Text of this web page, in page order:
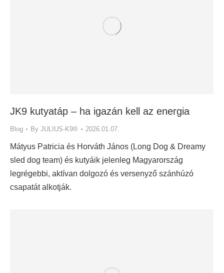
JK9 kutyatáp – ha igazán kell az energia
Blog By JULIUS-K9® 2026.01.07.
Mátyus Patricia és Horváth János (Long Dog & Dreamy
sled dog team) és kutyáik jelenleg Magyarország
legrégebbi, aktívan dolgozó és versenyző szánhúzó
csapatát alkotják.